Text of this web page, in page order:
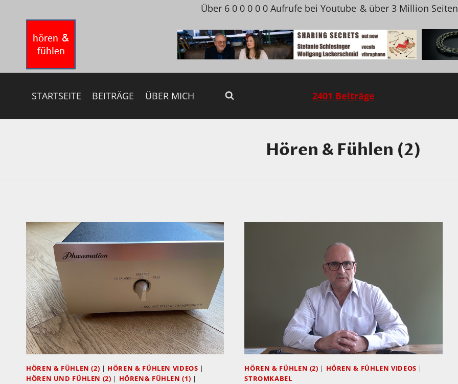
springen
Über 6 0 0 0 0 0 Aufrufe bei Youtube & über 3 Million
STARTSEITE BEITRÄGE ÜBER MICH 2401 Beiträge
Hören & Fühlen (2)
HÖREN & FÜHLEN (2) | HÖREN & FÜHLEN VIDEOS |
HÖREN UND FÜHLEN (2) | HÖREN& FÜHLEN (1) |
HÖREN & FÜHLEN (2) | HÖREN & FÜHLEN VIDEOS |
STROMKABEL